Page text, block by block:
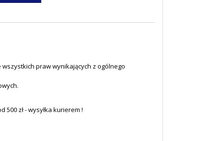
wszystkich praw wynikających z ogólnego
zł - wysyłka kurierem !